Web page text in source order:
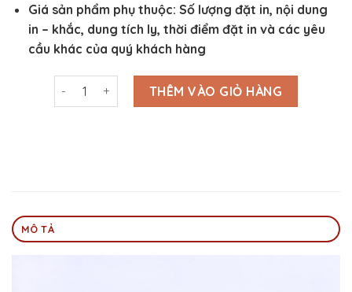
Giá sản phẩm phụ thuộc: Số lượng đặt in, nội dung
in – khắc, dung tích ly, thời điểm đặt in và các yêu
cầu khác của quý khách hàng
Ly Giữ Nhiệt 500ml - 750ml In logo - LGN3S006 số
THÊM VÀO GIỎ HÀNG
MÔ TẢ